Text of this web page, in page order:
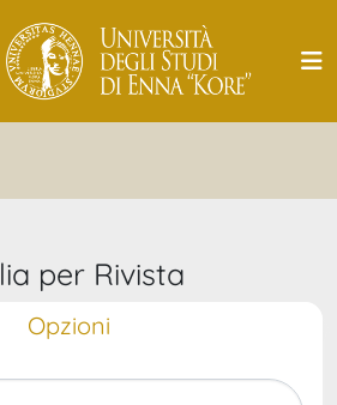
per Rivista
Opzioni